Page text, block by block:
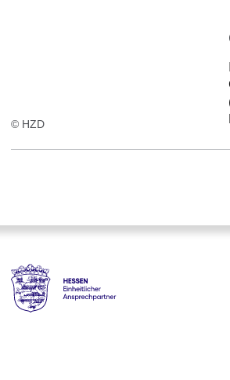
© HZD
Hessen - Einheitlicher